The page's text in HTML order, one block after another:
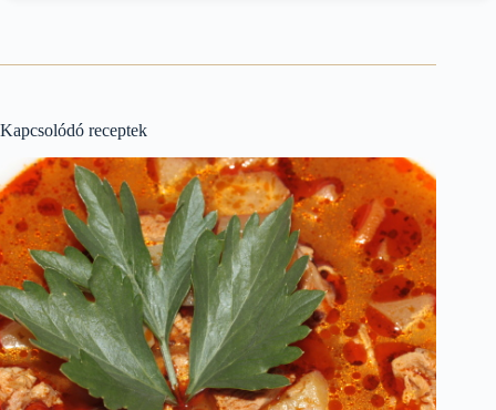
Kapcsolódó receptek